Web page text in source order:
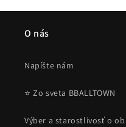
O nás
Napíšte nám
⭐ Zo sveta BBALLTOWN
Výber a starostlivosť o